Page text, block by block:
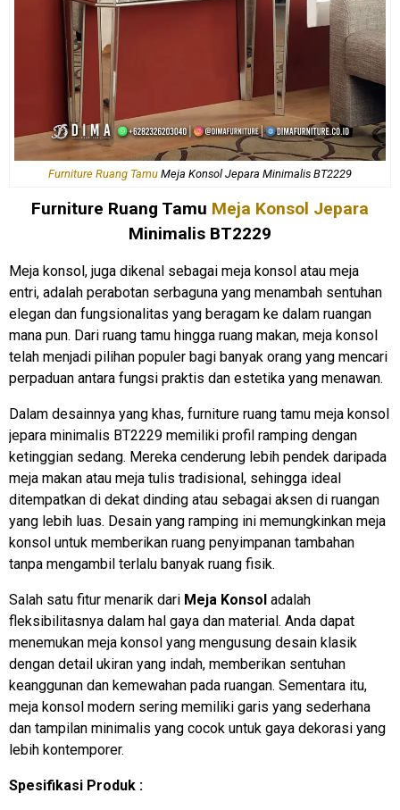
Furniture Ruang Tamu Meja Konsol Jepara Minimalis BT2229
Furniture Ruang Tamu Meja Konsol Jepara
Minimalis BT2229
Meja konsol, juga dikenal sebagai meja konsol atau meja
entri, adalah perabotan serbaguna yang menambah sentuhan
elegan dan fungsionalitas yang beragam ke dalam ruangan
mana pun. Dari ruang tamu hingga ruang makan, meja konsol
telah menjadi pilihan populer bagi banyak orang yang mencari
perpaduan antara fungsi praktis dan estetika yang menawan.
Dalam desainnya yang khas, furniture ruang tamu meja konsol
jepara minimalis BT2229 memiliki profil ramping dengan
ketinggian sedang. Mereka cenderung lebih pendek daripada
meja makan atau meja tulis tradisional, sehingga ideal
ditempatkan di dekat dinding atau sebagai aksen di ruangan
yang lebih luas. Desain yang ramping ini memungkinkan meja
konsol untuk memberikan ruang penyimpanan tambahan
tanpa mengambil terlalu banyak ruang fisik.
Salah satu fitur menarik dari Meja Konsol adalah
fleksibilitasnya dalam hal gaya dan material. Anda dapat
menemukan meja konsol yang mengusung desain klasik
dengan detail ukiran yang indah, memberikan sentuhan
keanggunan dan kemewahan pada ruangan. Sementara itu,
meja konsol modern sering memiliki garis yang sederhana
dan tampilan minimalis yang cocok untuk gaya dekorasi yang
lebih kontemporer.
Spesifikasi Produk :